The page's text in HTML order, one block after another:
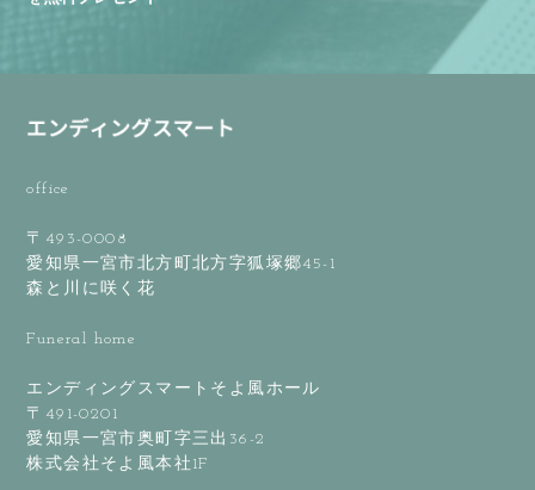
office
〒493-0008
愛知県一宮市北方町北方字狐塚郷45-1
森と川に咲く花
Funeral home
エンディングスマートそよ風ホール
〒491-0201
愛知県一宮市奥町字三出36-2
株式会社そよ風本社1F